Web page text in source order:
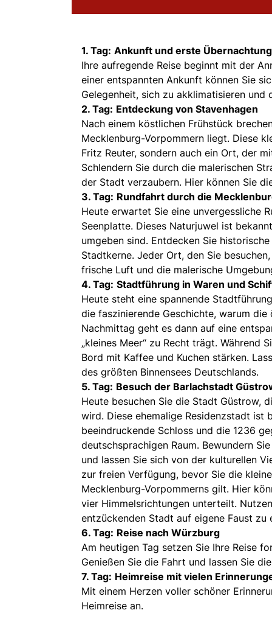
1. Tag: Ankunft und erste Übernachtung
Ihre aufregende Reise beginnt mit der
einer entspannten Ankunft können Sie
Gelegenheit, sich zu akklimatisieren
2. Tag: Entdeckung von Stavenhagen
Nach einem köstlichen Frühstück
Mecklenburg-Vorpommern liegt. Diese
Fritz Reuter, sondern auch ein Ort, der
Schlendern Sie durch die malerischen
der Stadt verzaubern. Hier können Sie
3. Tag: Rundfahrt durch die
Heute erwartet Sie eine unvergessliche
Seenplatte. Dieses Naturjuwel ist
umgeben sind. Entdecken Sie
Stadtkerne. Jeder Ort, den Sie
frische Luft und die malerische
4. Tag: Stadtführung in Waren und
Heute steht eine spannende
die faszinierende Geschichte, warum
Nachmittag geht es dann auf eine
„kleines Meer“ zu Recht trägt. Während
Bord mit Kaffee und Kuchen stärken.
des größten Binnensees Deutschlands.
5. Tag: Besuch der Barlachstadt
Heute besuchen Sie die Stadt Güstrow,
wird. Diese ehemalige Residenzstadt ist
beeindruckende Schloss und die 1236
deutschsprachigen Raum. Bewundern
und lassen Sie sich von der kulturellen
zur freien Verfügung, bevor Sie die
Mecklenburg-Vorpommerns gilt. Hier
vier Himmelsrichtungen unterteilt.
entzückenden Stadt auf eigene Faust zu
6. Tag: Reise nach Würzburg
Am heutigen Tag setzen Sie Ihre Reise
Genießen Sie die Fahrt und lassen Sie
7. Tag: Heimreise mit vielen
Mit einem Herzen voller schöner
Heimreise an.